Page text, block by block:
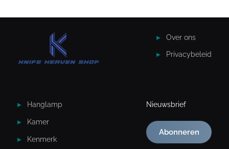
Over ons
Privacybeleid
Hanglamp
Kamer
Kenmerk
Nieuwsbrief
Abonneren